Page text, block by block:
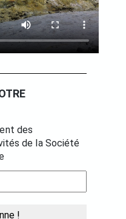
des
de la Société